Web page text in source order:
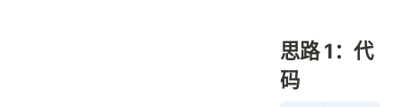
思路 1：代
码